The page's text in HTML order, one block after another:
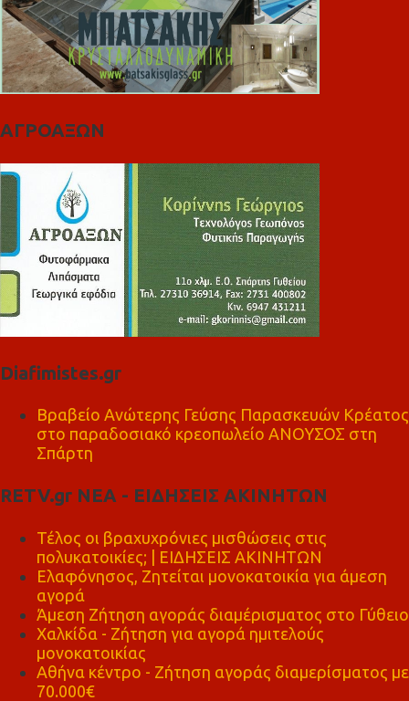
ΑΓΡΟΑΞΩΝ
Diafimistes.gr
Βραβείο Ανώτερης Γεύσης Παρασκευών Κρέατος
στο παραδοσιακό κρεοπωλείο ΑΝΟΥΣΟΣ στη
Σπάρτη
RETV.gr ΝΕΑ - ΕΙΔΗΣΕΙΣ ΑΚΙΝΗΤΩΝ
Τέλος οι βραχυχρόνιες μισθώσεις στις
πολυκατοικίες; | ΕΙΔΗΣΕΙΣ ΑΚΙΝΗΤΩΝ
Ελαφόνησος, Ζητείται μονοκατοικία για άμεση
αγορά
Άμεση Ζήτηση αγοράς διαμέρισματος στο Γύθειο
Χαλκίδα - Ζήτηση για αγορά ημιτελούς
μονοκατοικίας
Αθήνα κέντρο - Ζήτηση αγοράς διαμερίσματος με
70.000€